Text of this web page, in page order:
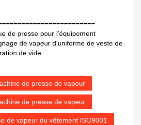
de presse pour l'équipement
de vapeur d'uniforme de veste de
de vide
de presse de vapeur
de presse de vapeur
de vapeur du vêtement ISO9001